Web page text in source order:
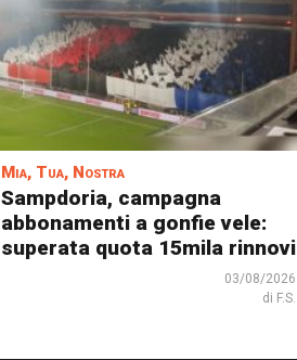
Mia, Tua, Nostra
Sampdoria, campagna
abbonamenti a gonfie vele:
superata quota 15mila rinnovi
03/08/2026
di F.S.